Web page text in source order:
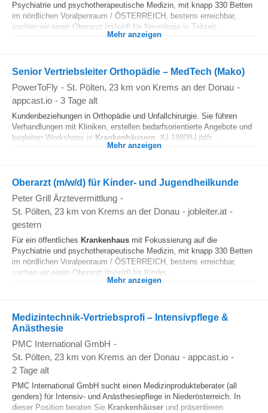
Psychiatrie und psychotherapeutische Medizin, mit knapp 330 Betten
im nördlichen Voralpenraum / ÖSTERREICH, bestens erreichbar,
suchen wir einen Oberarzt (m/w/d) für Neurologie in Teilzeit...
Mehr anzeigen
Senior Vertriebsleiter Orthopädie – MedTech (Mako)
PowerToFly - St. Pölten, 23 km von Krems an der Donau -
appcast.io - 3 Tage alt
Kundenbeziehungen in Orthopädie und Unfallchirurgie. Sie führen
Verhandlungen mit Kliniken, erstellen bedarfsorientierte Angebote und
begleiten Workshops in Krankenhäusern . #J-18808-Ljbffr...
Mehr anzeigen
Oberarzt (m/w/d) für Kinder- und Jugendheilkunde
Peter Grill Ärztevermittlung -
St. Pölten, 23 km von Krems an der Donau - jobleiter.at -
gestern
Für ein öffentliches Krankenhaus mit Fokussierung auf die
Psychiatrie und psychotherapeutische Medizin, mit knapp 330 Betten
im nördlichen Voralpenraum / ÖSTERREICH, bestens erreichbar,
suchen wir einen Oberarzt (m/w/d) für Kinder...
Mehr anzeigen
Medizintechnik-Vertriebsprofi – Intensivpflege &
Anästhesie
PMC International GmbH -
St. Pölten, 23 km von Krems an der Donau - appcast.io -
2 Tage alt
PMC International GmbH sucht einen Medizinprodukteberater (all
genders) für Intensiv- und Anästhesiepflege in Niederösterreich. In
dieser Position beraten Sie Krankenhäuser und präsentieren